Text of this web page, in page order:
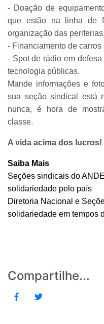
- Doação de
que estão na linha de
organização das periferias;
- Financiamento de
- Spot de rádio em
tecnologia públicas.
Mande informações e
sua seção sindical está
nunca, é hora de
classe.
A vida acima dos lucros!
Saiba Mais
Seções sindicais do
solidariedade pelo país
Diretoria Nacional e
solidariedade em tempos
Compartilhe...